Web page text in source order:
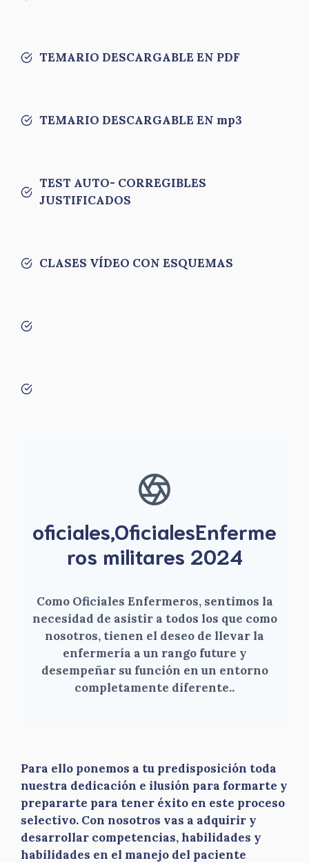
TEMARIO DESCARGABLE EN PDF
TEMARIO DESCARGABLE EN mp3
TEST AUTO- CORREGIBLES
JUSTIFICADOS
CLASES VÍDEO CON ESQUEMAS
oficiales,OficialesEnferme
ros militares 2024
Como Oficiales Enfermeros, sentimos la
necesidad de asistir a todos los que como
nosotros, tienen el deseo de llevar la
enfermería a un rango future y
desempeñar su función en un entorno
completamente diferente..
Para ello ponemos a tu predisposición toda
nuestra dedicación e ilusión para formarte y
prepararte para tener éxito en este proceso
selectivo. Con nosotros vas a adquirir y
desarrollar competencias, habilidades y
habilidades en el manejo del paciente